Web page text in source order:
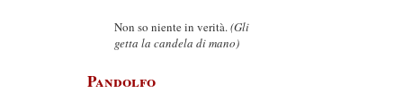
Non so niente in verità.(Gli
getta la candela di mano)
Pandolfo